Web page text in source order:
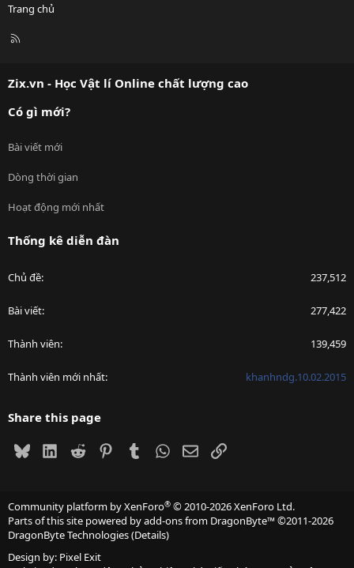
Trang chủ
R
Zix.vn - Học Vật lí Online chất lượng cao
Có gì mới?
Bài viết mới
Dòng thời gian
Hoạt động mới nhất
Thống kê diễn đàn
Chủ đề 237,512
Bài viết 277,422
Thành viên 139,459
Thành viên mới nhất khanhndg.10.02.2015
Share this page
BlueskyLinkedIn
Reddit PinterestTumblrWhatsApp
EmailLink
Community platform by XenForo® © 2010-2026 XenForo Ltd.
Parts of this site powered byadd-ons from DragonByte™©2011-2026
DragonByte Technologies(Details)
Design by: Pixel Exit